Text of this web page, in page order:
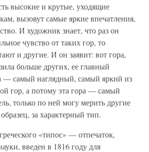
высокие и крутые, уходящие
вызовут самые яркие впечатления,
И художник знает, что раз он
чувство от таких гор, то
и другие. И он заявит: вот гора,
больше других, ее главный
— самый наглядный, самый яркий из
гор, а потому эта гора — самый
только по ней могу мерить другие
за характерный тип.
«типос» — отпечаток,
введен в 1816 году для